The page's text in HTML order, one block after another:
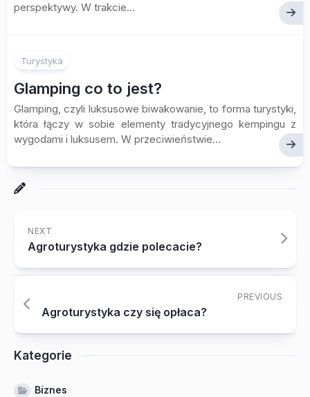
perspektywy. W trakcie...
Turystyka
Glamping co to jest?
Glamping, czyli luksusowe biwakowanie, to forma turystyki,
która łączy w sobie elementy tradycyjnego kempingu z
wygodami i luksusem. W przeciwieństwie...
NEXT
Agroturystyka gdzie polecacie?
PREVIOUS
Agroturystyka czy się opłaca?
Kategorie
Biznes